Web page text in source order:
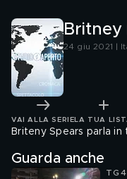
Britney
24 giu 2021 |
VAI ALLA SERIE LA TUA
Briteny Spears parla
Guarda anche
TG4